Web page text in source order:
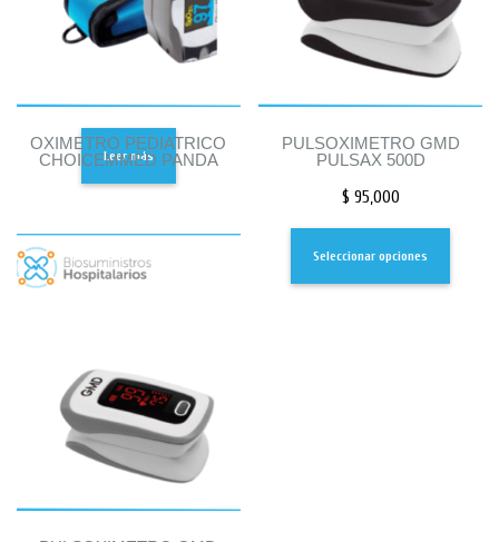
OXIMETRO PEDIATRICO
CHOICEMMED PANDA
Leer más
PULSOXIMETRO GMD
PULSAX 500D
$ 95,000
Seleccionar opciones